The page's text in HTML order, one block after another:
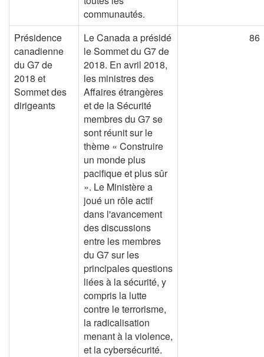
communautés.
Présidence
canadienne
du G7 de
2018 et
Sommet des
dirigeants
Le Canada a présidé
le Sommet du G7 de
2018. En avril 2018,
les ministres des
Affaires étrangères
et de la Sécurité
membres du G7 se
sont réunit sur le
thème « Construire
un monde plus
pacifique et plus sûr
». Le Ministère a
joué un rôle actif
dans l'avancement
des discussions
entre les membres
du G7 sur les
principales questions
liées à la sécurité, y
compris la lutte
contre le terrorisme,
la radicalisation
menant à la violence,
et la cybersécurité.
86